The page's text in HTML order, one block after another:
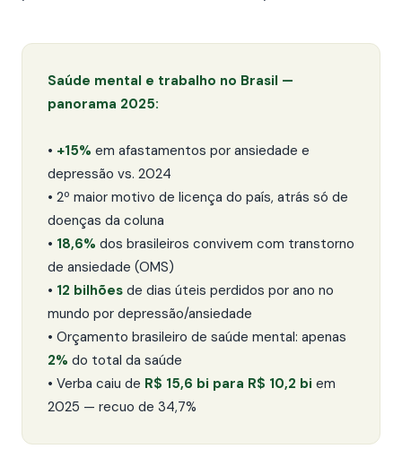
Saúde mental e trabalho no Brasil —
panorama 2025:
• +15% em afastamentos por ansiedade e
depressão vs. 2024
• 2º maior motivo de licença do país, atrás só de
doenças da coluna
• 18,6% dos brasileiros convivem com transtorno
de ansiedade (OMS)
• 12 bilhões de dias úteis perdidos por ano no
mundo por depressão/ansiedade
• Orçamento brasileiro de saúde mental: apenas
2% do total da saúde
• Verba caiu de R$ 15,6 bi para R$ 10,2 bi em
2025 — recuo de 34,7%